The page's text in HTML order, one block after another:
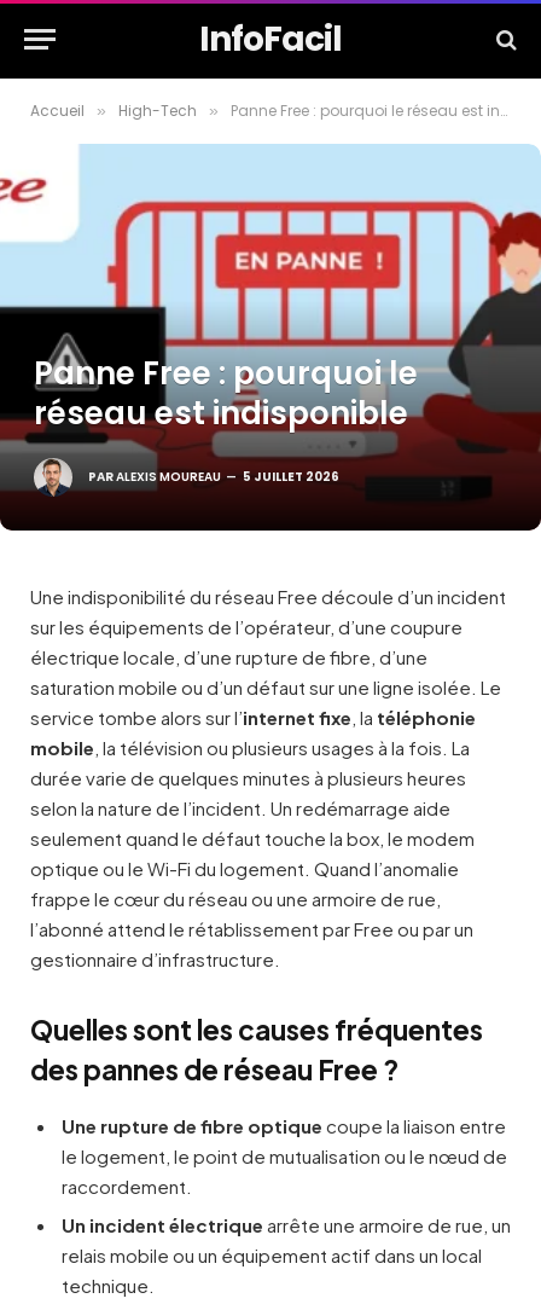
InfoFacil
Accueil » High-Tech » Panne Free : pourquoi le réseau est indisponible
Panne Free : pourquoi le
réseau est indisponible
PARALEXIS MOUREAU 5 JUILLET 2026
Une indisponibilité du réseau Free découle d’un incident
sur les équipements de l’opérateur, d’une coupure
électrique locale, d’une rupture de fibre, d’une
saturation mobile ou d’un défaut sur une ligne isolée. Le
service tombe alors sur l’internet fixe , la téléphonie
mobile , la télévision ou plusieurs usages à la fois. La
durée varie de quelques minutes à plusieurs heures
selon la nature de l’incident. Un redémarrage aide
seulement quand le défaut touche la box, le modem
optique ou le Wi-Fi du logement. Quand l’anomalie
frappe le cœur du réseau ou une armoire de rue,
l’abonné attend le rétablissement par Free ou par un
gestionnaire d’infrastructure.
Quelles sont les causes fréquentes
des pannes de réseau Free ?
Une rupture de fibre optique coupe la liaison entre
le logement, le point de mutualisation ou le nœud de
raccordement.
Un incident électrique arrête une armoire de rue, un
relais mobile ou un équipement actif dans un local
technique.